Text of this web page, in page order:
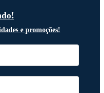
e promoções!